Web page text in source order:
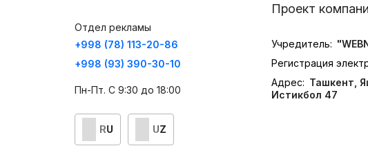
Отдел рекламы
+998 (78) 113-20-86
+998 (93) 390-30-10
Пн-Пт. С 9:30 до 18:00
RU UZ
Проект
Учредитель:
Регистрация
Адрес: Ташкент,
Истикбол 47